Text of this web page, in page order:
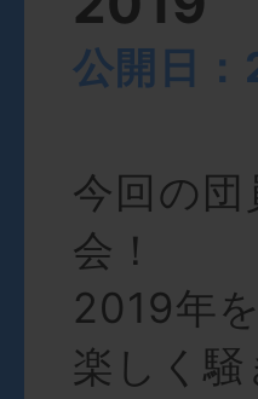
公開日
今回の
会！
2019年
楽しく騒